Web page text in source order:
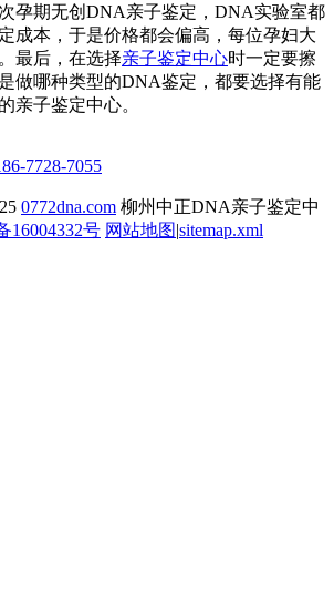
孕期无创DNA亲子鉴定，DNA实验室都
成本，于是价格都会偏高，每位孕妇大
最后，在选择亲子鉴定中心时一定要擦
做哪种类型的DNA鉴定，都要选择有能
亲子鉴定中心。
7728-7055
0772dna.com 柳州中正DNA亲子鉴定中
16004332号 网站地图|sitemap.xml